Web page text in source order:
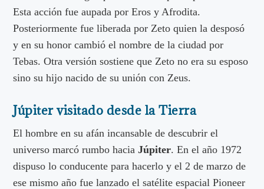
Esta acción fue aupada por Eros y Afrodita.
Posteriormente fue liberada por Zeto quien la desposó
y en su honor cambió el nombre de la ciudad por
Tebas. Otra versión sostiene que Zeto no era su esposo
sino su hijo nacido de su unión con Zeus.
Júpiter visitado desde la Tierra
El hombre en su afán incansable de descubrir el
universo marcó rumbo haciaJúpiter. En el año 1972
dispuso lo conducente para hacerlo y el 2 de marzo de
ese mismo año fue lanzado el satélite espacial Pioneer